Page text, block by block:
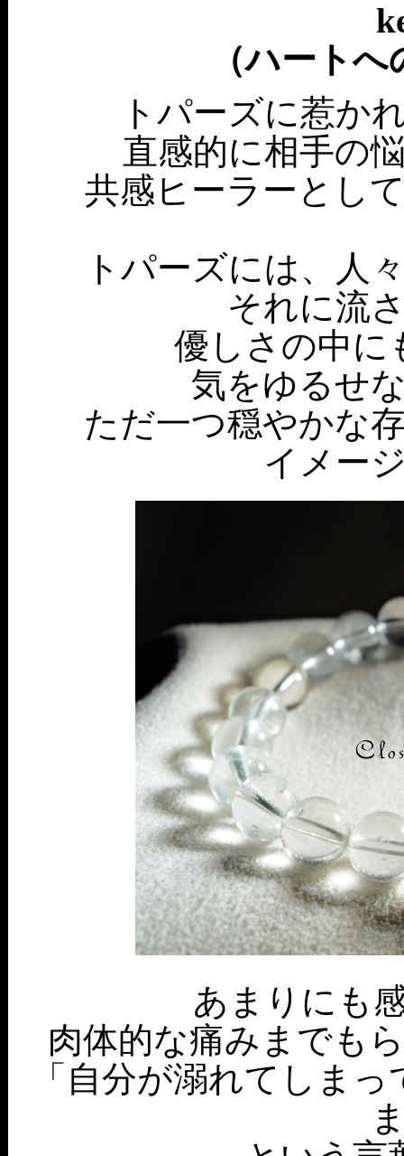
（ハート
トパーズに惹か
直感的に相手の
共感ヒーラーとし
トパーズには、人
それに流
優しさの中に
気をゆるせ
ただ一つ穏やかな
イメー
あまりにも
肉体的な痛みまでも
「自分が溺れてしま